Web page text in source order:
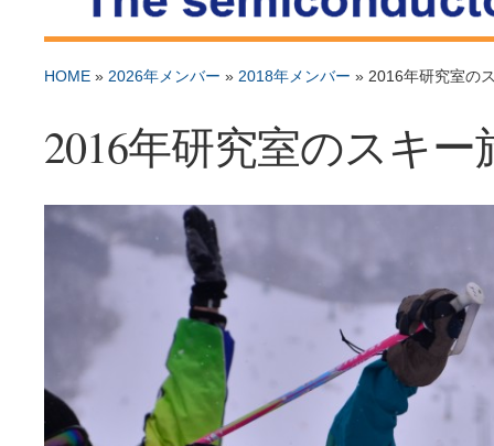
HOME » 2026年メンバー » 2018年メンバー » 2016年研究室の
2016年研究室のスキー